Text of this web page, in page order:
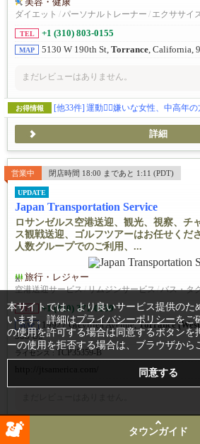
ダイエット / パーソナルトレーナー / エクササイ
TEL +1 (310) 803-0155
MAP 5130 W 190th St, Torrance , California,
まだレビューはありません。
お得情報 [他33件] 運動🏋️‍♀️嫌いな女性、中高年
詳細
営業中 閉店時間 18:00 まであと 1:11 (PDT)
UPDATE
Japan Transportation Service
ロサンゼルス空港送迎、観光、視察、チ
ス観戦送迎、ゴルフツアーはお任せくだ
人数グループでのご利用、...
旅行・レジャー
空港送迎サービス/リムジンサービス/バス・タ
TEL +1 (310) 371-0139
MAP 19927 Grevillea Avenue,Torrance
503 US
ライセンス : TCP35359-B
お得情報 ドジャース観戦送迎ツアー
タウンガイド
本サイトでは、より良いサービス提供のた
います。詳細はプライバシーポリシーをご
の使用を許可する場合は同意するボタンを
ーの使用を拒否する場合は、ブラウザから